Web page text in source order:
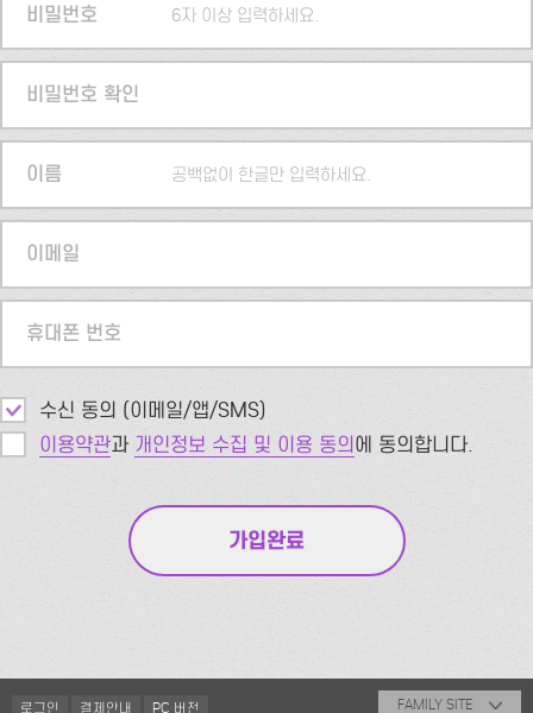
비밀번호 6자 이상 입력하세요.
비밀번호 확인
이름 공백없이 한글만 입력하세요.
이메일
휴대폰 번호
수신 동의 (이메일/앱/SMS)
이용약관과 개인정보 수집 및 이용 동의에 동의합니다.
로그인 결제안내 PC 버전 FAMILY SITE